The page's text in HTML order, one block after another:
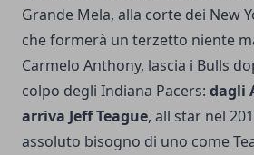
Grande Mela, alla corte dei New
che formerà un terzetto niente
Carmelo Anthony, lascia i Bulls
colpo degli Indiana Pacers: dagli
arriva Jeff Teague, all star nel
assoluto bisogno di uno come